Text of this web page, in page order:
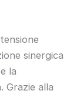
sinergica
la
Grazie alla